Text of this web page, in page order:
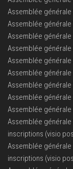
Assemblée générale
Assemblée générale
Assemblée générale
Assemblée générale
Assemblée générale
Assemblée générale
Assemblée générale
Assemblée générale
Assemblée générale
Assemblée générale
inscriptions (visio
Assemblée générale
inscriptions (visio